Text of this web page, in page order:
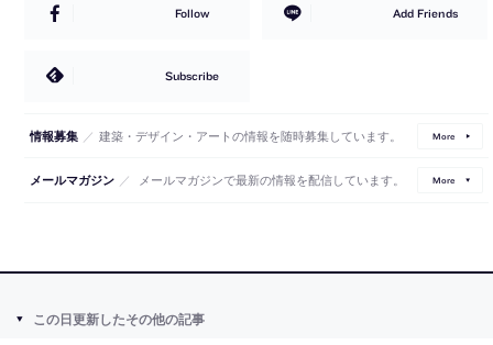
Follow Add Friends
Subscribe
情報募集 ／ 建築・デザイン・アートの情報を随時募集しています。 More
メールマガジン ／ メールマガジンで最新の情報を配信しています。 More
この日更新したその他の記事